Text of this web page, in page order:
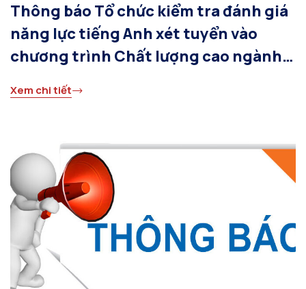
Thông báo Tổ chức kiểm tra đánh giá
năng lực tiếng Anh xét tuyển vào
chương trình Chất lượng cao ngành
CNTT và kiểm tra phân loại trình độ
tiếng Anh đầu vào với sinh viên đại
đào tạo phía Bắc
Xem chi tiết